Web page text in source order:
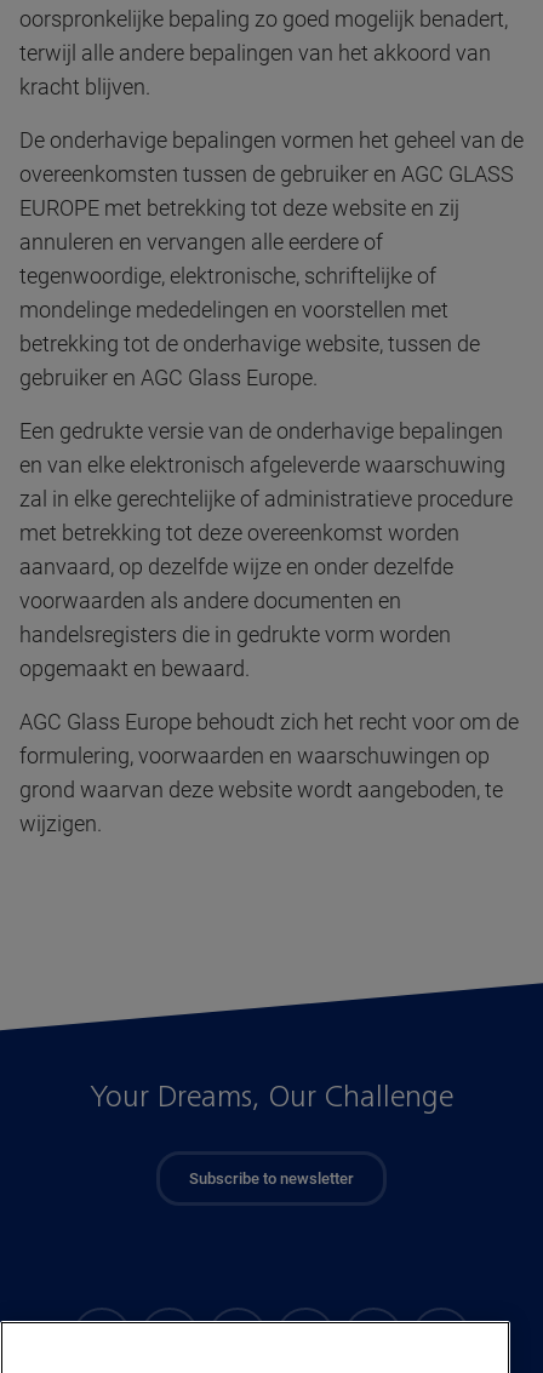
oorspronkelijke bepaling zo goed mogelijk benadert,
terwijl alle andere bepalingen van het akkoord van
kracht blijven.
De onderhavige bepalingen vormen het geheel van de
overeenkomsten tussen de gebruiker en AGC GLASS
EUROPE met betrekking tot deze website en zij
annuleren en vervangen alle eerdere of
tegenwoordige, elektronische, schriftelijke of
mondelinge mededelingen en voorstellen met
betrekking tot de onderhavige website, tussen de
gebruiker en AGC Glass Europe.
Een gedrukte versie van de onderhavige bepalingen
en van elke elektronisch afgeleverde waarschuwing
zal in elke gerechtelijke of administratieve procedure
met betrekking tot deze overeenkomst worden
aanvaard, op dezelfde wijze en onder dezelfde
voorwaarden als andere documenten en
handelsregisters die in gedrukte vorm worden
opgemaakt en bewaard.
AGC Glass Europe behoudt zich het recht voor om de
formulering, voorwaarden en waarschuwingen op
grond waarvan deze website wordt aangeboden, te
wijzigen.
Your Dreams, Our Challenge
Subscribe to newsletter